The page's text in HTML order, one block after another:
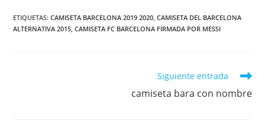
ETIQUETAS:CAMISETA BARCELONA 2019 2020 CAMISETA DEL BARCELONA
ALTERNATIVA 2015 CAMISETA FC BARCELONA FIRMADA POR MESSI
Siguiente entrada
camiseta bara con nombre